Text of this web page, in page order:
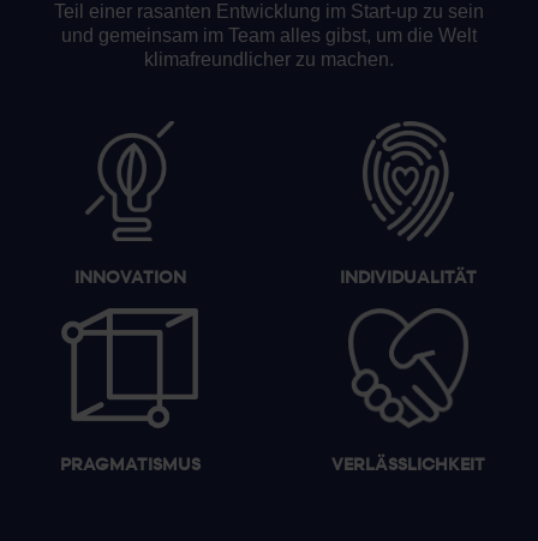
Teil einer rasanten Entwicklung im Start-up zu sein
und gemeinsam im Team alles gibst, um die Welt
klimafreundlicher zu machen.
INNOVATION INDIVIDUALITÄT
PRAGMATISMUS VERLÄSSLICHKEIT